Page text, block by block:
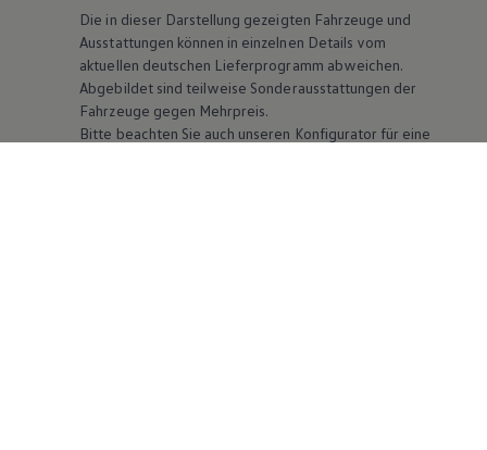
Die in dieser Darstellung gezeigten Fahrzeuge und
Ausstattungen können in einzelnen Details vom
aktuellen deutschen Lieferprogramm abweichen.
Abgebildet sind teilweise Sonderausstattungen der
Fahrzeuge gegen Mehrpreis.
Bitte beachten Sie auch unseren Konfigurator für eine